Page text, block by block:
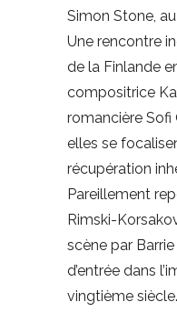
Simon Stone,
Une rencontre
de la Finlande
compositrice
romancière Sofi
elles se
récupération
Pareillement
Rimski-
scène par
d’entrée dans
vingtième siècle.